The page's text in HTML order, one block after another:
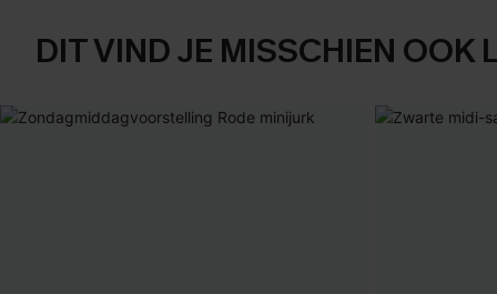
DIT VIND JE MISSCHIEN OOK